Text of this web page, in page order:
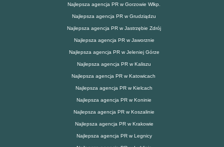
Najlepsza agencja PR w Gorzowie Wlkp.
Najlepsza agencja PR w Grudziądzu
Najlepsza agencja PR w Jastrzębie Zdrój
Najlepsza agencja PR w Jaworznie
Najlepsza agencja PR w Jeleniej Górze
Najlepsza agencja PR w Kaliszu
Najlepsza agencja PR w Katowicach
Najlepsza agencja PR w Kielcach
Najlepsza agencja PR w Koninie
Najlepsza agencja PR w Koszalinie
Najlepsza agencja PR w Krakowie
Najlepsza agencja PR w Legnicy